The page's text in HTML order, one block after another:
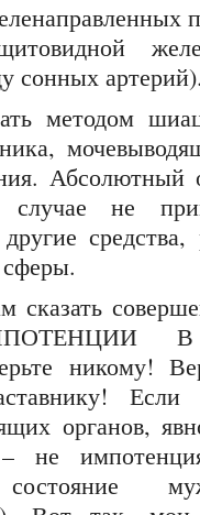
сонных
методом
Абсолютный
не
сферы.
сказать
никому!
Если
органов,
не
состояние